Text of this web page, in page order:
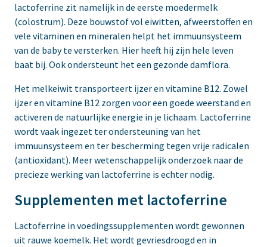
lactoferrine zit namelijk in de eerste moedermelk
(colostrum). Deze bouwstof vol eiwitten, afweerstoffen en
vele vitaminen en mineralen helpt het immuunsysteem
van de baby te versterken. Hier heeft hij zijn hele leven
baat bij. Ook ondersteunt het een gezonde damflora.
Het melkeiwit transporteert ijzer en vitamine B12. Zowel
ijzer en vitamine B12 zorgen voor een goede weerstand en
activeren de natuurlijke energie in je lichaam. Lactoferrine
wordt vaak ingezet ter ondersteuning van het
immuunsysteem en ter bescherming tegen vrije radicalen
(antioxidant). Meer wetenschappelijk onderzoek naar de
precieze werking van lactoferrine is echter nodig.
Supplementen met lactoferrine
Lactoferrine in voedingssupplementen wordt gewonnen
uit rauwe koemelk. Het wordt gevriesdroogd en in